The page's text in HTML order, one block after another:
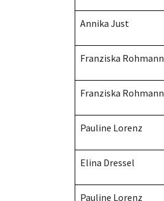
Annika Just
Franziska Rohmann
Franziska Rohmann
Pauline Lorenz
Elina Dressel
Pauline Lorenz